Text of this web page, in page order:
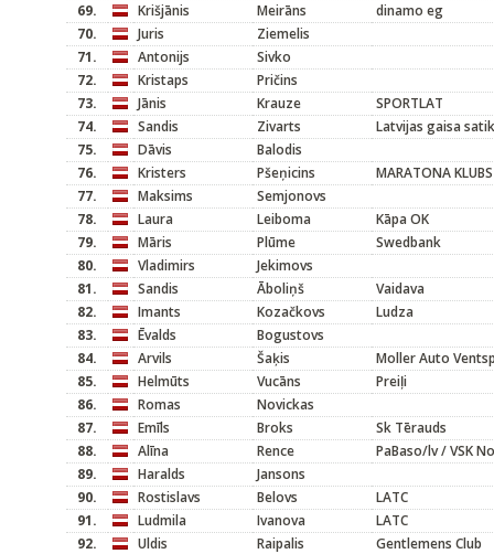
69.
Krišjānis Meirāns
dinamo eg
70.
Juris
Ziemelis
71.
Antonijs
Sivko
72.
Kristaps
Pričins
73.
Jānis Krauze
SPORTLAT
74.
Sandis Zivarts
Latvijas gaisa
75.
Dāvis
Balodis
76.
Kristers Pšeņicins
MARATONA KLUBS
77.
Maksims
Semjonovs
78.
Laura Leiboma
Kāpa OK
79.
Māris Plūme
Swedbank
80.
Vladimirs
Jekimovs
81.
Sandis Āboliņš
Vaidava
82.
Imants Kozačkovs
Ludza
83.
Ēvalds
Bogustovs
84.
Arvils Šaķis
Moller Auto
85.
Helmūts Vucāns
Preiļi
86.
Romas
Novickas
87.
Emīls Broks
Sk Tērauds
88.
Alīna Rence
PaBaso/lv / VSK
89.
Haralds
Jansons
90.
Rostislavs Belovs
LATC
91.
Ludmila Ivanova
LATC
92.
Uldis Raipalis
Gentlemens Club